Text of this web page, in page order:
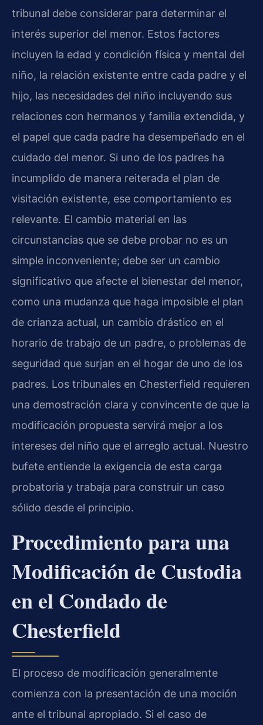
tribunal debe considerar para determinar el
interés superior del menor. Estos factores
incluyen la edad y condición física y mental del
niño, la relación existente entre cada padre y el
hijo, las necesidades del niño incluyendo sus
relaciones con hermanos y familia extendida, y
el papel que cada padre ha desempeñado en el
cuidado del menor. Si uno de los padres ha
incumplido de manera reiterada el plan de
visitación existente, ese comportamiento es
relevante. El cambio material en las
circunstancias que se debe probar no es un
simple inconveniente; debe ser un cambio
significativo que afecte el bienestar del menor,
como una mudanza que haga imposible el plan
de crianza actual, un cambio drástico en el
horario de trabajo de un padre, o problemas de
seguridad que surjan en el hogar de uno de los
padres. Los tribunales en Chesterfield requieren
una demostración clara y convincente de que la
modificación propuesta servirá mejor a los
intereses del niño que el arreglo actual. Nuestro
bufete entiende la exigencia de esta carga
probatoria y trabaja para construir un caso
sólido desde el principio.
Procedimiento para una
Modificación de Custodia
en el Condado de
Chesterfield
El proceso de modificación generalmente
comienza con la presentación de una moción
ante el tribunal apropiado. Si el caso de